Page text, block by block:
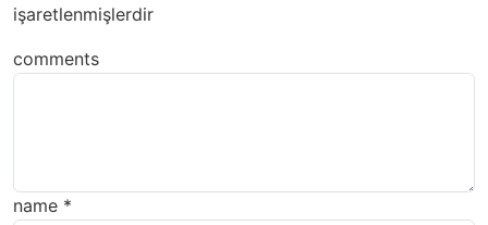
işaretlenmişlerdir
comments
name *